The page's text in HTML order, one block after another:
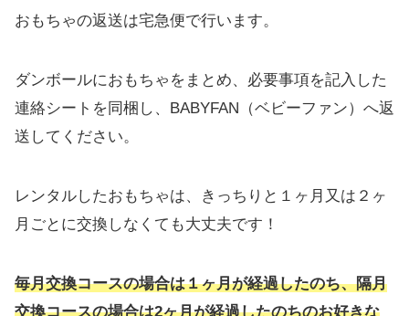
おもちゃの返送は宅急便で行います。
ダンボールにおもちゃをまとめ、必要事項を記入した
連絡シートを同梱し、BABYFAN（ベビーファン）へ返
送してください。
レンタルしたおもちゃは、きっちりと１ヶ月又は２ヶ
月ごとに交換しなくても大丈夫です！
毎月交換コースの場合は１ヶ月が経過したのち、隔月
交換コースの場合は2ヶ月が経過したのちのお好きな